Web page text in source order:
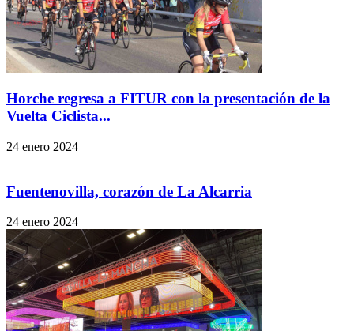
Horche regresa a FITUR con la presentación de la
Vuelta Ciclista...
24 enero 2024
Fuentenovilla, corazón de La Alcarria
24 enero 2024